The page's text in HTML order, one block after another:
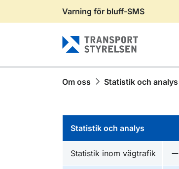
Gå till sidans innehåll
Varning för bluff-SMS
Om oss Statistik och analys
Statistik och analys
Statistik inom vägtrafik